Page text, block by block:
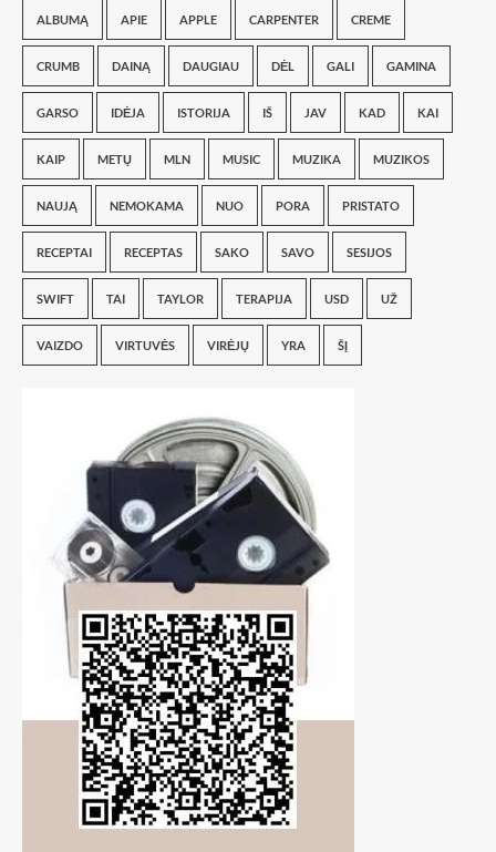
ALBUMĄ APIE APPLE CARPENTER CREME
CRUMB DAINĄ DAUGIAU DĖL GALI GAMINA
GARSO IDĖJA ISTORIJA IŠ JAV KAD KAI
KAIP METŲ MLN MUSIC MUZIKA MUZIKOS
NAUJĄ NEMOKAMA NUO PORA PRISTATO
RECEPTAI RECEPTAS SAKO SAVO SESIJOS
SWIFT TAI TAYLOR TERAPIJA USD UŽ
VAIZDO VIRTUVĖS VIRĖJŲ YRA ŠĮ